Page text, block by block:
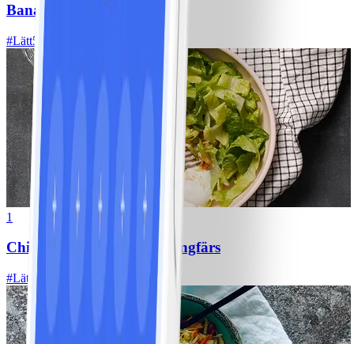
Bananpannkakor
#Lätt5 MIN
1
Chili con carne med kycklingfärs
#Lätt